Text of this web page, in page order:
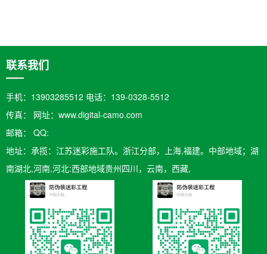
联系我们
手机：13903285512 电话：139-0328-5512
传真： 网址：www.digital-camo.com
邮箱：​ QQ:
地址：承揽：江苏迷彩施工队。浙江分部，上海,福建。中部地域；湖
南湖北,河南,河北:西部地域贵州四川，云南，西藏,